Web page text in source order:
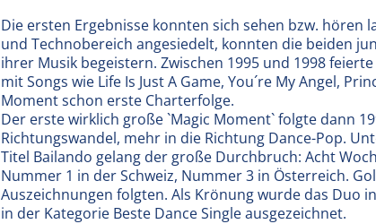
Die ersten Ergebnisse konnten sich sehen bzw. hören
und Technobereich angesiedelt, konnten die beiden
ihrer Musik begeistern. Zwischen 1995 und 1998
mit Songs wie Life Is Just A Game, You´re My Angel,
Moment schon erste Charterfolge.
Der erste wirklich große `Magic Moment` folgte dann
Richtungswandel, mehr in die Richtung Dance-Pop.
Titel Bailando gelang der große Durchbruch: Acht
Nummer 1 in der Schweiz, Nummer 3 in Österreich.
Auszeichnungen folgten. Als Krönung wurde das Duo
in der Kategorie Beste Dance Single ausgezeichnet.